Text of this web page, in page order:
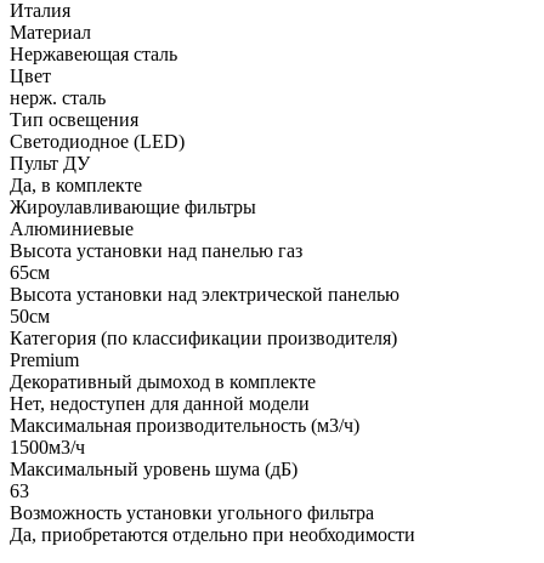
Италия
Материал
Нержавеющая сталь
Цвет
нерж. сталь
Тип освещения
Светодиодное (LED)
Пульт ДУ
Да, в комплекте
Жироулавливающие фильтры
Алюминиевые
Высота установки над панелью газ
65см
Высота установки над электрической панелью
50см
Категория (по классификации производителя)
Premium
Декоративный дымоход в комплекте
Нет, недоступен для данной модели
Максимальная производительность (м3/ч)
1500м3/ч
Максимальный уровень шума (дБ)
63
Возможность установки угольного фильтра
Да, приобретаются отдельно при необходимости